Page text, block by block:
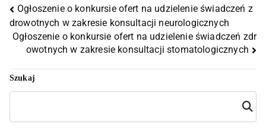
Ogłoszenie o konkursie ofert na udzielenie świadczeń z
drowotnych w zakresie konsultacji neurologicznych
Ogłoszenie o konkursie ofert na udzielenie świadczeń zdr
owotnych w zakresie konsultacji stomatologicznych
Szukaj
Szuka
j